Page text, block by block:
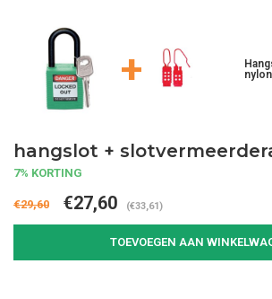
+
hangslot +
7% KORTING
€29,60 €27,60 (€33,61)
TOEVOEGEN AAN